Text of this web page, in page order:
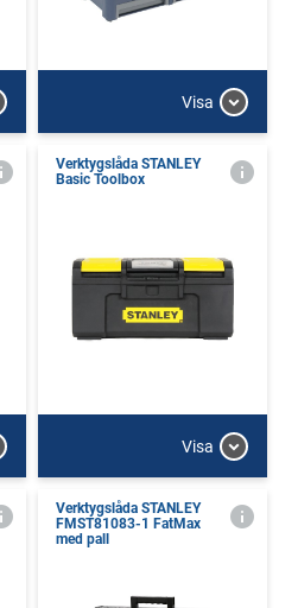
Visa
Verktygslåda STANLEY
Basic Toolbox
Visa
Verktygslåda STANLEY
FMST81083-1 FatMax
med pall